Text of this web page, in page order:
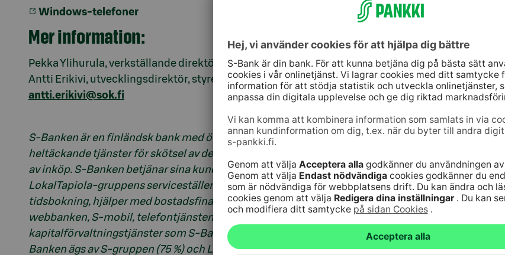
Windows-telefoner
Mer information:
Pekka Ylihurula, verkställande direktör, S-Banken, tfn 010 76 82100,pekka.ylihurula@s-pankki.fi
Antti Erikivi, utvecklingsdirektör, styrenheten för ABC-kedjan, tfn 010 76 80803,
antti.erikivi@sok.fi
S-Banken är en finländsk bank med över 2,8 miljoner kunder. S-Banken erbjuder sina kunder
heltäckande tjänster för skötsel av den dagliga ekonomin, sparande, investering och finansiering
av inköp. S-Banken betjänar sina kunder i dagliga bankärenden på över 700 av S-gruppens och
LokalTapiola-gruppens serviceställen över hela landet. S-Bankirerna, som betjänar med
tidsbokning, hjälper med bostadsfinansiering. Dessutom erbjuder S-Banken tjänster via
webbanken, S-mobil, telefontjänsten och sociala medier. De fonder och
kapitalförvaltningstjänster som S-Banken förmedlar tillhandahålls av dess dotterbolag FIM. S-
Banken ägs av S-gruppen (75 %) och LokalTapiola-gruppen (23,5 %) samt Elo (1,5 %). S-Bankens